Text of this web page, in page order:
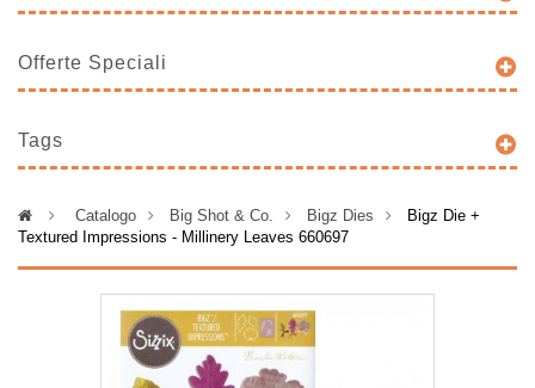
Offerte Speciali
Tags
> Catalogo > Big Shot & Co. > Bigz Dies >
Bigz Die +
Textured Impressions - Millinery Leaves 660697